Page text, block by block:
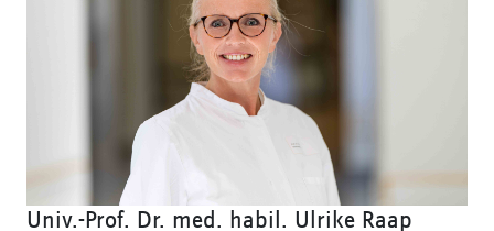
Univ.-Prof. Dr. med. habil. Ulrike Raap